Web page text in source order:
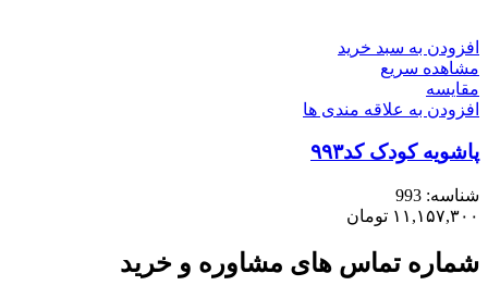
افزودن به سبد خرید
مشاهده سریع
مقایسه
افزودن به علاقه مندی ها
پاشویه کودک کد۹۹۳
شناسه: 993
۱۱,۱۵۷,۳۰۰ تومان
شماره تماس های مشاوره و خرید